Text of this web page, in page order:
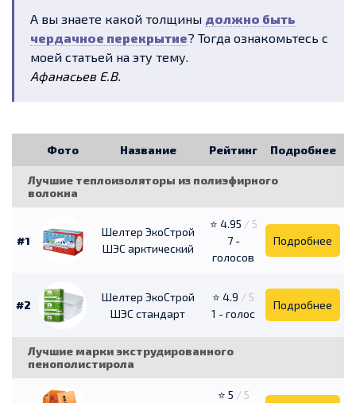
А вы знаете какой толщины должно быть
чердачное перекрытие? Тогда ознакомьтесь с
моей статьей на эту тему.
Афанасьев Е.В.
Фото Название Рейтинг Подробнее
Лучшие теплоизоляторы из полиэфирного
волокна
#1
Шелтер ЭкоСтрой
ШЭС арктический
⭐ 4.95 / 5
7 -
голосов
Подробнее
#2
Шелтер ЭкоСтрой
ШЭС стандарт
⭐ 4.9 / 5
1 - голос
Подробнее
Лучшие марки экструдированного
пенополистирола
⭐ 5 / 5